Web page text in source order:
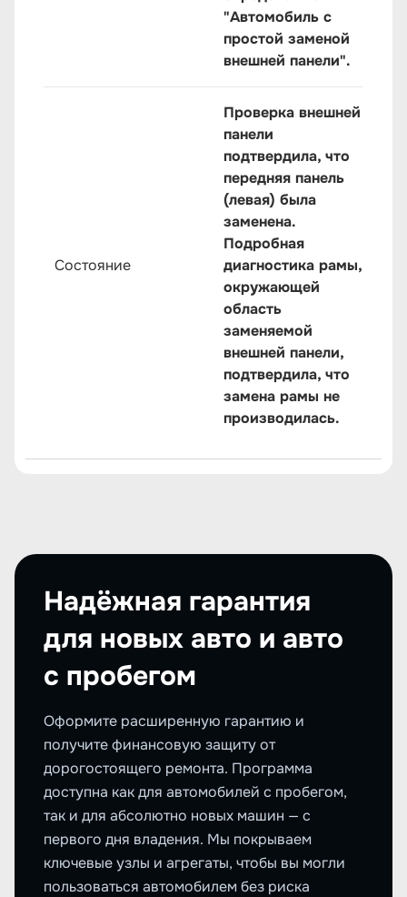
"Автомобиль с
простой заменой
внешней панели".
Состояние
Проверка внешней
панели
подтвердила, что
передняя панель
(левая) была
заменена.
Подробная
диагностика рамы,
окружающей
область
заменяемой
внешней панели,
подтвердила, что
замена рамы не
производилась.
Надёжная гарантия
для новых авто и авто
с пробегом
Оформите расширенную гарантию и
получите финансовую защиту от
дорогостоящего ремонта. Программа
доступна как для автомобилей с пробегом,
так и для абсолютно новых машин — с
первого дня владения. Мы покрываем
ключевые узлы и агрегаты, чтобы вы могли
пользоваться автомобилем без риска